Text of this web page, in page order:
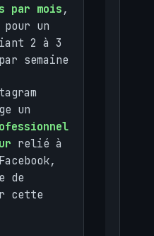
par mois,
un
2 à 3
semaine
un
relié à
de
cette